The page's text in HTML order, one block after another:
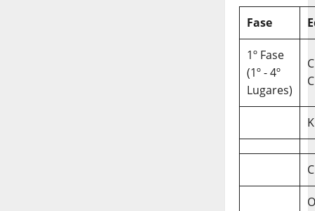
Fase
1º Fase
(1º - 4º
Lugares)
C